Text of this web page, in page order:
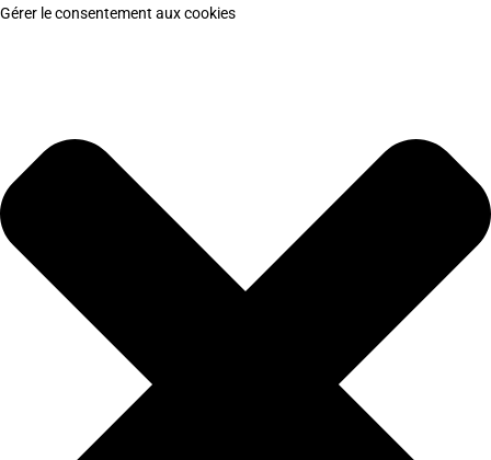
Gérer le consentement aux cookies